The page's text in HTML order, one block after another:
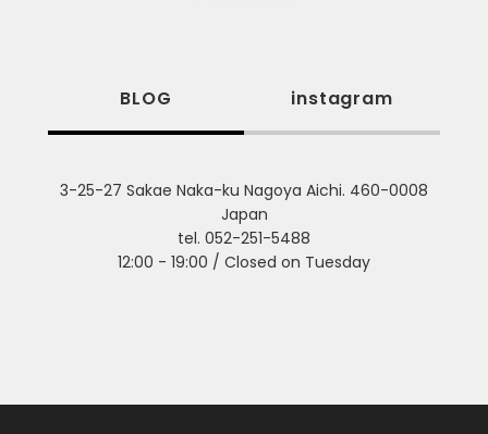
BLOG instagram
3-25-27 Sakae Naka-ku Nagoya Aichi. 460-0008
Japan
tel. 052-251-5488
12:00 - 19:00 / Closed on Tuesday